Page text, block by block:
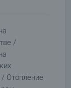
/
/ Отопление